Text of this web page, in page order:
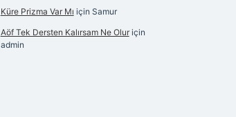
Küre Prizma Var Mı için Samur
Aöf Tek Dersten Kalırsam Ne Oluriçin
admin